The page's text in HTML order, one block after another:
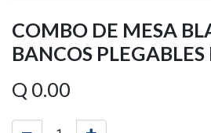
COMBO DE MESA
BANCOS
Q 0.00